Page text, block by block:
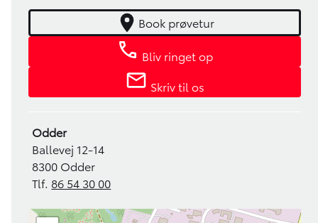
Book prøvetur
Bliv ringet op
Skriv til os
Odder
Ballevej 12-14
8300 Odder
Tlf. 86 54 30 00